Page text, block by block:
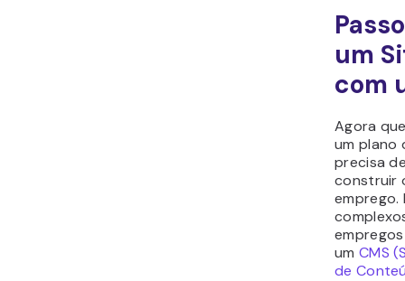
um
com
Agora
um plano
precisa
construir
emprego.
um CMS
de